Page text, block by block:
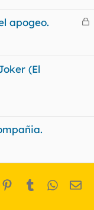
C
r
apogeo.
(El
Pinterest
Tumblr